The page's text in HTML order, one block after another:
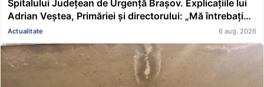
Spitalului Județean de Urgență Brașov. Explicațiile lui
Adrian Veștea, Primăriei și directorului: „Mă întrebați
pe mine de ce nu s-au renovat în ultimii 36 de ani?”
Actualitate 6 aug. 2026